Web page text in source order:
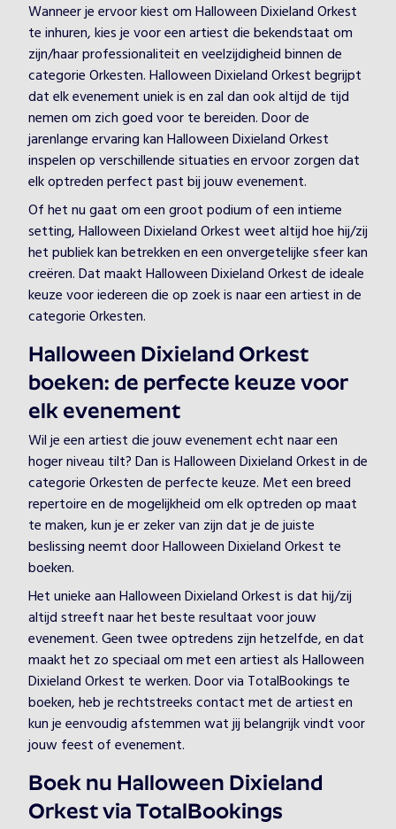
Wanneer je ervoor kiest om Halloween Dixieland Orkest
te inhuren, kies je voor een artiest die bekendstaat om
zijn/haar professionaliteit en veelzijdigheid binnen de
categorie Orkesten. Halloween Dixieland Orkest begrijpt
dat elk evenement uniek is en zal dan ook altijd de tijd
nemen om zich goed voor te bereiden. Door de
jarenlange ervaring kan Halloween Dixieland Orkest
inspelen op verschillende situaties en ervoor zorgen dat
elk optreden perfect past bij jouw evenement.
Of het nu gaat om een groot podium of een intieme
setting, Halloween Dixieland Orkest weet altijd hoe hij/zij
het publiek kan betrekken en een onvergetelijke sfeer kan
creëren. Dat maakt Halloween Dixieland Orkest de ideale
keuze voor iedereen die op zoek is naar een artiest in de
categorie Orkesten.
Halloween Dixieland Orkest
boeken: de perfecte keuze voor
elk evenement
Wil je een artiest die jouw evenement echt naar een
hoger niveau tilt? Dan is Halloween Dixieland Orkest in de
categorie Orkesten de perfecte keuze. Met een breed
repertoire en de mogelijkheid om elk optreden op maat
te maken, kun je er zeker van zijn dat je de juiste
beslissing neemt door Halloween Dixieland Orkest te
boeken.
Het unieke aan Halloween Dixieland Orkest is dat hij/zij
altijd streeft naar het beste resultaat voor jouw
evenement. Geen twee optredens zijn hetzelfde, en dat
maakt het zo speciaal om met een artiest als Halloween
Dixieland Orkest te werken. Door via TotalBookings te
boeken, heb je rechtstreeks contact met de artiest en
kun je eenvoudig afstemmen wat jij belangrijk vindt voor
jouw feest of evenement.
Boek nu Halloween Dixieland
Orkest via TotalBookings